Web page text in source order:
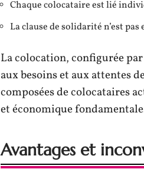
Chaque colocataire est lié
La clause de solidarité n’est pas
La colocation, configurée
aux besoins et aux attentes
composées de colocataires
et économique
Avantages et